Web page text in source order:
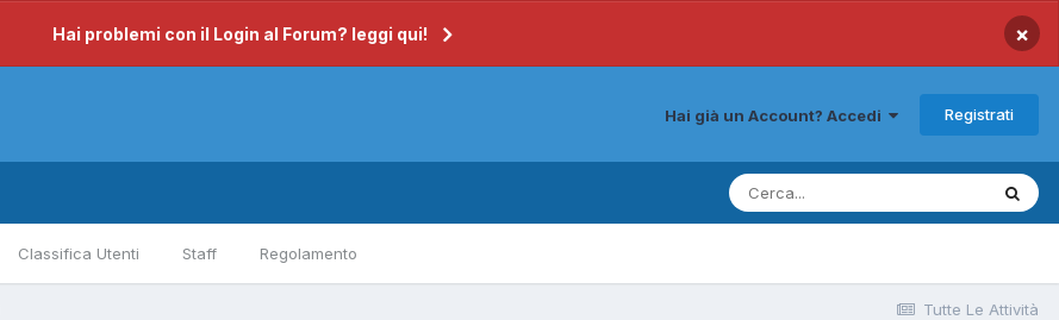
Hai problemi con il Login al Forum? leggi qui! ×
Hai già un Account? Accedi Registrati
Classifica Utenti Staff Regolamento
Tutte Le Attività